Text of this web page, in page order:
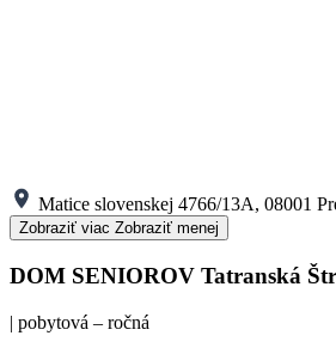
Matice slovenskej 4766/13A, 08001
Zobraziť viac Zobraziť menej
DOM SENIOROV Tatranská
| pobytová – ročná